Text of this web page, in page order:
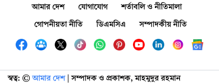
আমার দেশ যোগাযোগ
শর্তাবলি ও নীতিমালা
গোপনীয়তা নীতি
ডিএমসিএ সম্পাদকীয় নীতি
স্বত্ব: ©️ আমার দেশ| সম্পাদক ও প্রকাশক, মাহমুদুর রহমান